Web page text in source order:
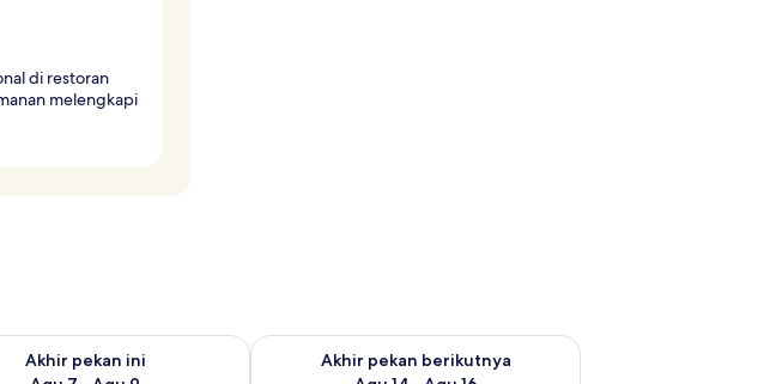
di restoran
melengkapi
Akhir pekan ini
untuk akhir pekan ini Agu 7 - Agu 9
Akhir pekan berikutnya
Periksa ketersediaan untuk akhir pekan berikutnya Agu 14 -